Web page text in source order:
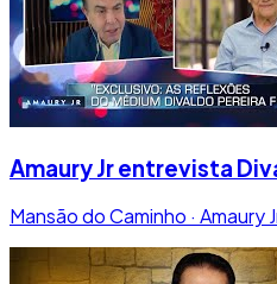
Amaury Jr entrevista
Mansão do Caminho · Amaury